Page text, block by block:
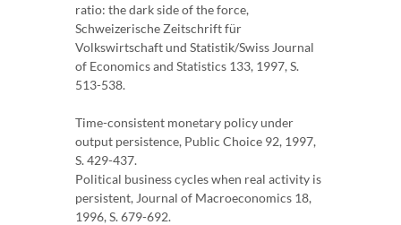
ratio: the dark side of the force,
Schweizerische Zeitschrift für
Volkswirtschaft und Statistik/Swiss Journal
of Economics and Statistics 133, 1997, S.
513-538.
Time-consistent monetary policy under
output persistence, Public Choice 92, 1997,
S. 429-437.
Political business cycles when real activity is
persistent, Journal of Macroeconomics 18,
1996, S. 679-692.